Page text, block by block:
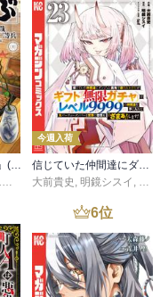
,転
今週入荷
大前貴史 明鏡シスイ
6位